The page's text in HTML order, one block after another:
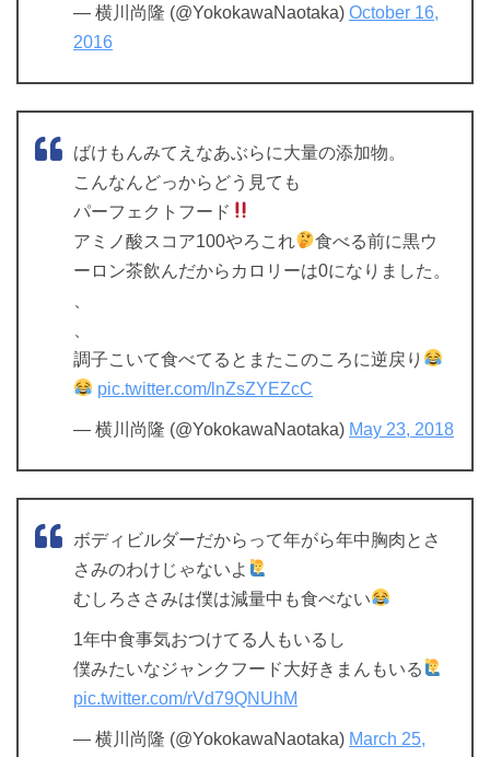
— 横川尚隆 (@YokokawaNaotaka) October 16,
2016
ばけもんみてえなあぶらに大量の添加物。
こんなんどっからどう見ても
パーフェクトフード
アミノ酸スコア100やろこれ
食べる前に黒ウ
ーロン茶飲んだからカロリーは0になりました。
調子こいて食べてるとまたこのころに逆戻り
pic.twitter.com/lnZsZYEZcC
— 横川尚隆 (@YokokawaNaotaka) May 23, 2018
ボディビルダーだからって年がら年中胸肉とさ
さみのわけじゃないよ
むしろささみは僕は減量中も食べない
1年中食事気おつけてる人もいるし
僕みたいなジャンクフード大好きまんもいる
pic.twitter.com/rVd79QNUhM
— 横川尚隆 (@YokokawaNaotaka) March 25,